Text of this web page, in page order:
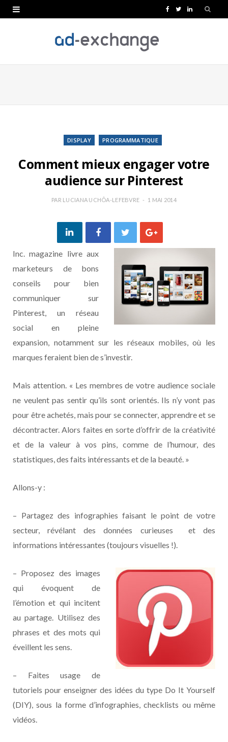
e
T
t
L
k
DISPLAY PROGRAMMATIQUE
Comment mieux engager votre
audience sur Pinterest
PAR LUCIANA UCHÔA-LEFEBVRE 1 MAI 2014
Inc. magazine livre aux
marketeurs de bons
conseils pour bien
communiquer sur
Pinterest, un réseau
social en pleine
expansion, notamment sur les réseaux mobiles, où les
marques feraient bien de s’investir.
Mais attention. « Les membres de votre audience sociale
ne veulent pas sentir qu’ils sont orientés. Ils n’y vont pas
pour être achetés, mais pour se connecter, apprendre et se
décontracter. Alors faites en sorte d’offrir de la créativité
et de la valeur à vos pins, comme de l’humour, des
statistiques, des faits intéressants et de la beauté. »
Allons-y :
– Partagez des infographies faisant le point de votre
secteur, révélant des données curieuses et des
informations intéressantes (toujours visuelles !).
– Proposez des images
qui évoquent de
l’émotion et qui incitent
au partage. Utilisez des
phrases et des mots qui
éveillent les sens.
– Faites usage de
tutoriels pour enseigner des idées du type Do It Yourself
(DIY), sous la forme d’infographies, checklists ou même
vidéos.